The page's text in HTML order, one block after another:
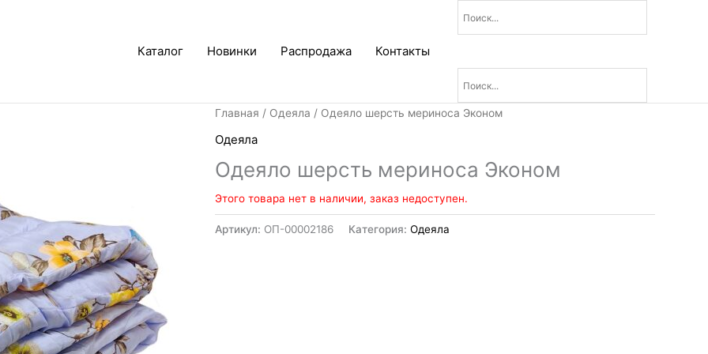
Каталог Новинки Распродажа Контакты
Главная / Одеяла / Одеяло шерсть мериноса Эконом
Одеяла
Одеяло шерсть мериноса Эконом
Этого товара нет в наличии, заказ недоступен.
Артикул: ОП-00002186 Категория:Одеяла